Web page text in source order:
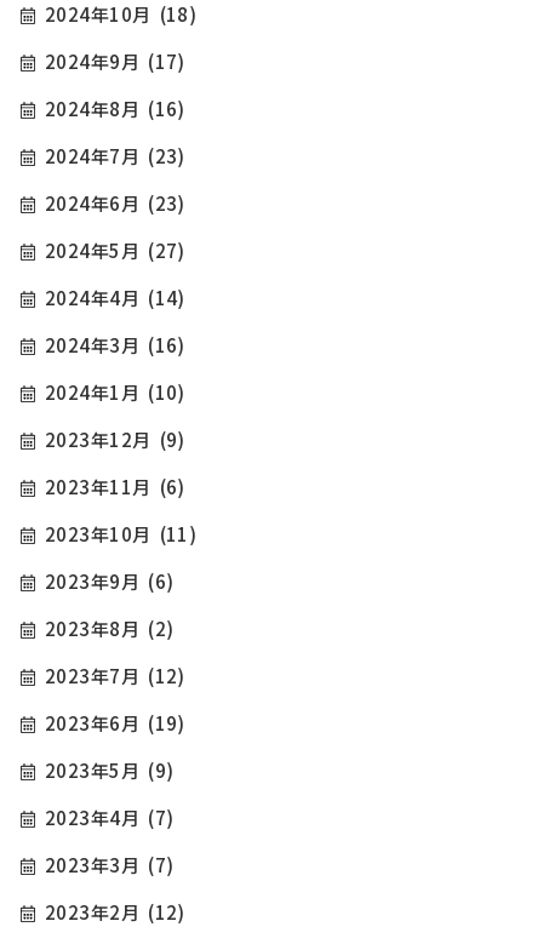
2024年10月 (18)
2024年9月 (17)
2024年8月 (16)
2024年7月 (23)
2024年6月 (23)
2024年5月 (27)
2024年4月 (14)
2024年3月 (16)
2024年1月 (10)
2023年12月 (9)
2023年11月 (6)
2023年10月 (11)
2023年9月 (6)
2023年8月 (2)
2023年7月 (12)
2023年6月 (19)
2023年5月 (9)
2023年4月 (7)
2023年3月 (7)
2023年2月 (12)